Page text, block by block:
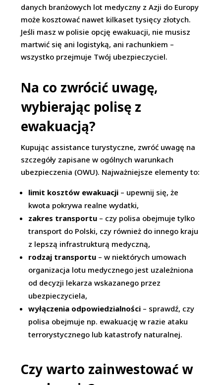
danych branżowych lot medyczny z Azji do Europy
może kosztować nawet kilkaset tysięcy złotych.
Jeśli masz w polisie opcję ewakuacji, nie musisz
martwić się ani logistyką, ani rachunkiem –
wszystko przejmuje Twój ubezpieczyciel.
Na co zwrócić uwagę,
wybierając polisę z
ewakuacją?
Kupując assistance turystyczne, zwróć uwagę na
szczegóły zapisane w ogólnych warunkach
ubezpieczenia (OWU). Najważniejsze elementy to:
limit kosztów ewakuacji – upewnij się, że
kwota pokrywa realne wydatki,
zakres transportu – czy polisa obejmuje tylko
transport do Polski, czy również do innego kraju
z lepszą infrastrukturą medyczną,
rodzaj transportu – w niektórych umowach
organizacja lotu medycznego jest uzależniona
od decyzji lekarza wskazanego przez
ubezpieczyciela,
wyłączenia odpowiedzialności – sprawdź, czy
polisa obejmuje np. ewakuację w razie ataku
terrorystycznego lub katastrofy naturalnej.
Czy warto zainwestować w